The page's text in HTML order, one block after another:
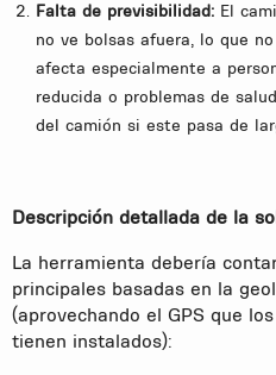
Falta de previsibilidad: El
no ve bolsas afuera, lo que
afecta especialmente a
reducida o problemas de
del camión si este pasa de
Descripción detallada de la
La herramienta debería
principales basadas en la
(aprovechando el GPS que
tienen instalados):